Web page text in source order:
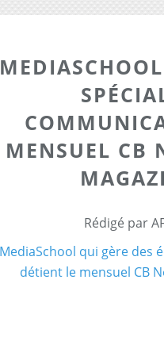
MENSUEL CB
Rédigé par